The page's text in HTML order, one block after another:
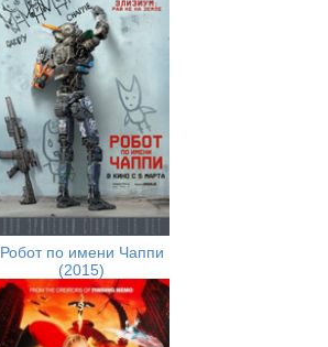
Робот по имени Чаппи
(2015)